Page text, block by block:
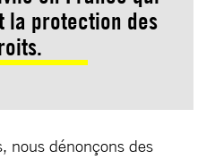
la protection des
nous dénonçons des